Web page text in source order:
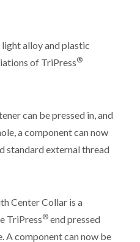
alloy and plastic
of TriPress®
can be pressed in, and
a component can now
standard external thread
Center Collar is a
TriPress® end pressed
A component can now be